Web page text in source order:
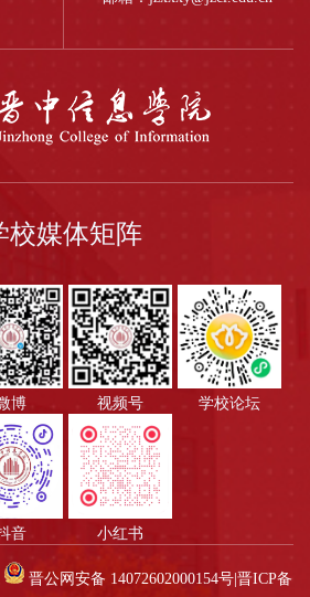
校媒体矩阵
博 视频号 学校论坛
音 小红书
晋公网安备 14072602000154号 晋ICP备